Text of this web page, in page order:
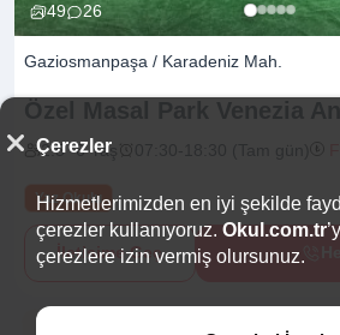
49 26
Gaziosmanpaşa / Karadeniz Mah.
2.5 -6 Yaş
Yaz Okulu
İletişime Geç
Çerezler
Hizmetlerimizden en iyi şekilde
çerezler kullanıyoruz. Okul.com.tr
çerezlere izin vermiş olursunuz.